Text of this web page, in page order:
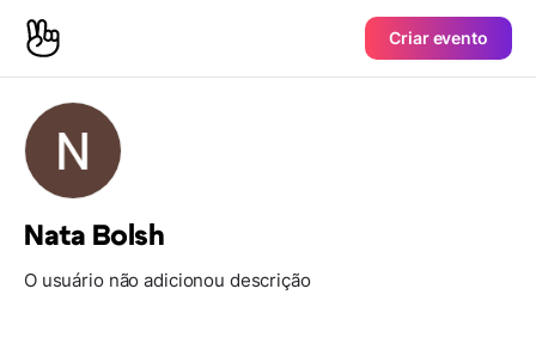
Criar evento
Nata Bolsh
O usuário não adicionou descrição